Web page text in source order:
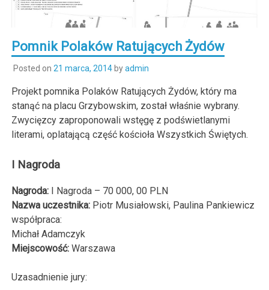
Pomnik Polaków Ratujących Żydów
Posted on 21 marca, 2014byadmin
Projekt pomnika Polaków Ratujących Żydów, który ma
stanąć na placu Grzybowskim, został właśnie wybrany.
Zwycięzcy zaproponowali wstęgę z podświetlanymi
literami, oplatającą część kościoła Wszystkich Świętych.
I Nagroda
Nagroda: I Nagroda – 70 000, 00 PLN
Nazwa uczestnika: Piotr Musiałowski, Paulina Pankiewicz
współpraca:
Michał Adamczyk
Miejscowość: Warszawa
Uzasadnienie jury: